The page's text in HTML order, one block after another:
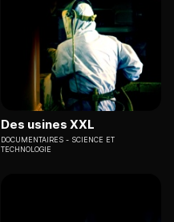
Des usines XXL
DOCUMENTAIRES
SCIENCE ET
TECHNOLOGIE